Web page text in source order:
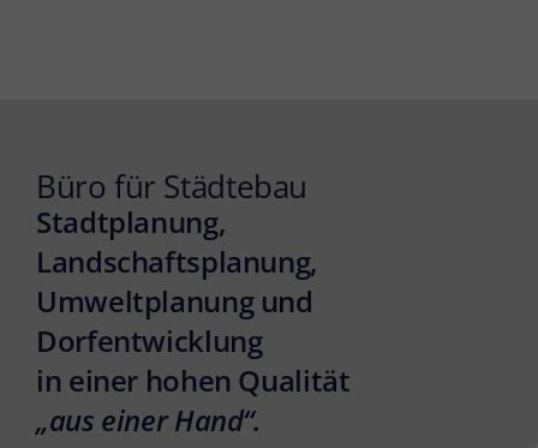
Büro für Städtebau
Stadtplanung,
Landschaftsplanung,
Umweltplanung und
Dorfentwicklung
in einer hohen Qualität
„aus einer Hand“.